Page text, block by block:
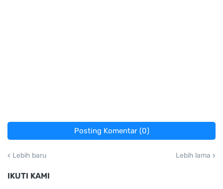
Posting Komentar (0)
Lebih baru Lebih lama
IKUTI KAMI